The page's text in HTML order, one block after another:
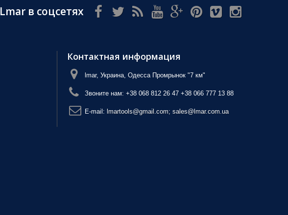
Lmar в соцсетях
Контактная информация
lmar, Украина, Одесса Промрынок "7 км"
Звоните нам: +38 068 812 26 47 +38 066 777 13 88
E-mail: lmartools@gmail.com; sales@lmar.com.ua